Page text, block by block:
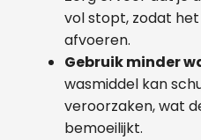
vol stopt, zodat
afvoeren.
Gebruik minder
wasmiddel kan
veroorzaken, wat
bemoeilijkt.